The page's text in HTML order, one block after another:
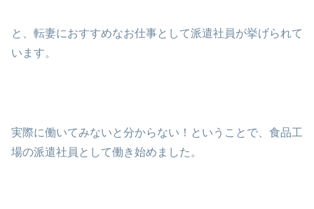
と、転妻におすすめなお仕事として派遣社員が挙げられて
います。
実際に働いてみないと分からない！ということで、食品工
場の派遣社員として働き始めました。